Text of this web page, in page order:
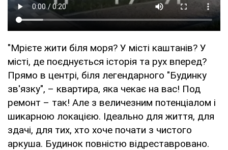
"Мрієте жити біля моря? У місті каштанів? У
місті, де поєднується історія та рух вперед?
Прямо в центрі, біля легендарного "Будинку
зв'язку", – квартира, яка чекає на вас! Под
ремонт – так! Але з величезним потенціалом і
шикарною локацією. Ідеально для життя, для
здачі, для тих, хто хоче почати з чистого
аркуша. Будинок повністю відреставровано.